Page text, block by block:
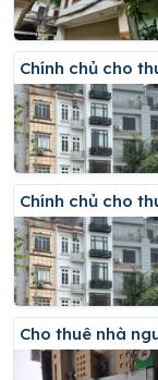
Chính chủ cho
Chính chủ cho
Cho thuê nhà